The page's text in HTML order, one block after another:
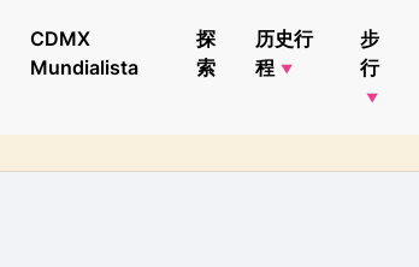
CDMX
Mundialista
探
索
历史行
程
步
行